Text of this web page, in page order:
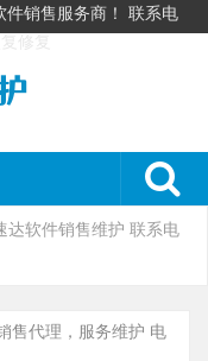
件销售服务商！ 联系电
修复
达软件销售维护 联系电
售代理，服务维护 电